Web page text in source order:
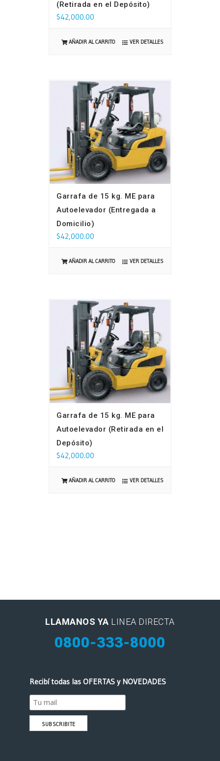
(Retirada en el Depósito)
$42,000.00
AÑADIR AL CARRITO VER DETALLES
Garrafa de 15 kg. ME para
Autoelevador (Entregada a
Domicilio)
$42,000.00
AÑADIR AL CARRITO VER DETALLES
Garrafa de 15 kg. ME para
Autoelevador (Retirada en el
Depósito)
$42,000.00
AÑADIR AL CARRITO VER DETALLES
LLAMANOS YA LINEA DIRECTA
0800-333-8000
Recibí todas las OFERTAS y NOVEDADES